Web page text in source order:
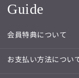
Guide
会員特典について
お支払い方法につい